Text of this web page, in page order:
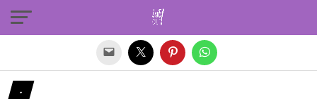
.
Sair da versão mobile